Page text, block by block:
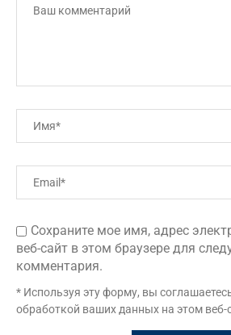
Сохраните мое имя, адрес
веб-сайт в этом браузере для
комментария.
* Используя эту форму, вы
обработкой ваших данных на этом веб-